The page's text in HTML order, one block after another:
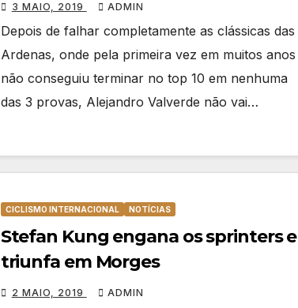
3 MAIO, 2019 ADMIN
Depois de falhar completamente as clássicas das
Ardenas, onde pela primeira vez em muitos anos
não conseguiu terminar no top 10 em nenhuma
das 3 provas, Alejandro Valverde não vai…
CICLISMO INTERNACIONAL NOTÍCIAS
Stefan Kung engana os sprinters e
triunfa em Morges
2 MAIO, 2019 ADMIN